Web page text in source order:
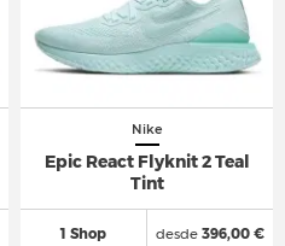
Nike
Epic React Flyknit 2 Teal
Tint
1 Shop desde396,00 €